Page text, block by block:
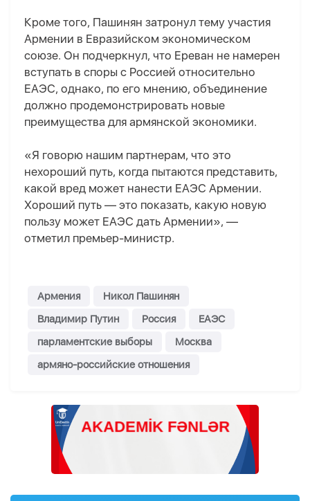
Кроме того, Пашинян затронул тему участия
Армении в Евразийском экономическом
союзе. Он подчеркнул, что Ереван не намерен
вступать в споры с Россией относительно
ЕАЭС, однако, по его мнению, объединение
должно продемонстрировать новые
преимущества для армянской экономики.
«Я говорю нашим партнерам, что это
нехороший путь, когда пытаются представить,
какой вред может нанести ЕАЭС Армении.
Хороший путь — это показать, какую новую
пользу может ЕАЭС дать Армении», —
отметил премьер-министр.
Армения
Никол Пашинян
Владимир Путин
Россия
ЕАЭС
парламентские выборы
Москва
армяно-российские отношения